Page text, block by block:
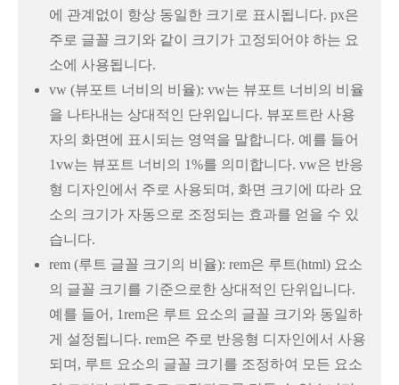
에 관계없이 항상 동일한 크기로 표시됩니다. px은
주로 글꼴 크기와 같이 크기가 고정되어야 하는 요
소에 사용됩니다.
vw (뷰포트 너비의 비율): vw는 뷰포트 너비의 비율
을 나타내는 상대적인 단위입니다. 뷰포트란 사용
자의 화면에 표시되는 영역을 말합니다. 예를 들어
1vw는 뷰포트 너비의 1%를 의미합니다. vw은 반응
형 디자인에서 주로 사용되며, 화면 크기에 따라 요
소의 크기가 자동으로 조정되는 효과를 얻을 수 있
습니다.
rem (루트 글꼴 크기의 비율): rem은 루트(html) 요소
의 글꼴 크기를 기준으로한 상대적인 단위입니다.
예를 들어, 1rem은 루트 요소의 글꼴 크기와 동일하
게 설정됩니다. rem은 주로 반응형 디자인에서 사용
되며, 루트 요소의 글꼴 크기를 조정하여 모든 요소